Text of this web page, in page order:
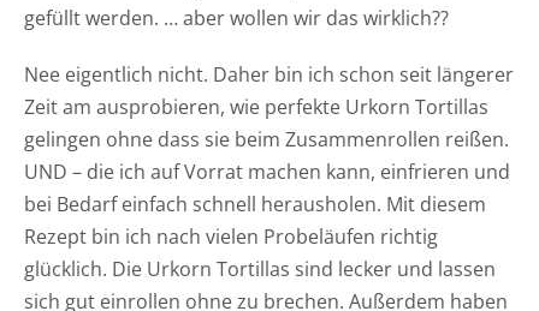
gefüllt werden. … aber wollen wir das wirklich??
Nee eigentlich nicht. Daher bin ich schon seit längerer
Zeit am ausprobieren, wie perfekte Urkorn Tortillas
gelingen ohne dass sie beim Zusammenrollen reißen.
UND – die ich auf Vorrat machen kann, einfrieren und
bei Bedarf einfach schnell herausholen. Mit diesem
Rezept bin ich nach vielen Probeläufen richtig
glücklich. Die Urkorn Tortillas sind lecker und lassen
sich gut einrollen ohne zu brechen. Außerdem haben